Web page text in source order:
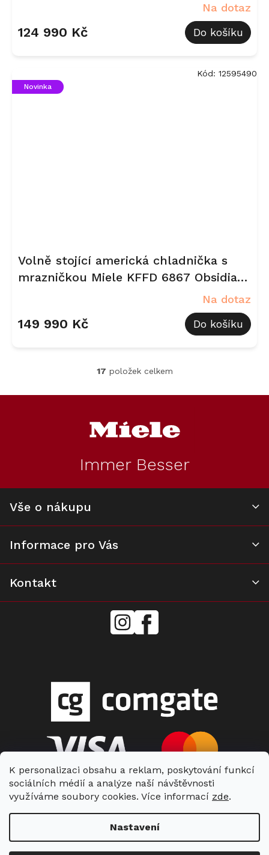
K personalizaci obsahu a reklam, poskytování funkcí
sociálních médií a analýze naší návštěvnosti
využíváme soubory cookies. Více informací zde.
Nastavení
Na dotaz
124 990 Kč Do košíku
Novinka
Volně stojící americká chladnička s
mrazničkou Miele KFFD 6867 Obsidian
Na dotaz
149 990 Kč Do košíku
Kód: 12595490
O
l
a
p
v
v
17 položek celkem
Immer Besser
Vše o nákupu
Informace pro Vás
Kontakt
mielecentervlasek
Miele
Center